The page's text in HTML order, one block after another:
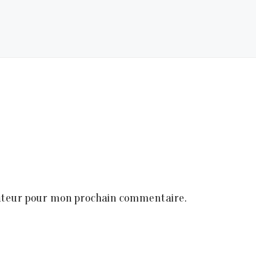
pour mon prochain commentaire.